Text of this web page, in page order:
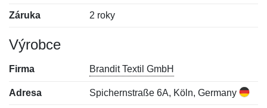
Záruka 2 roky
Výrobce
Firma Brandit Textil GmbH
Adresa Spichernstraße 6A, Köln, Germany